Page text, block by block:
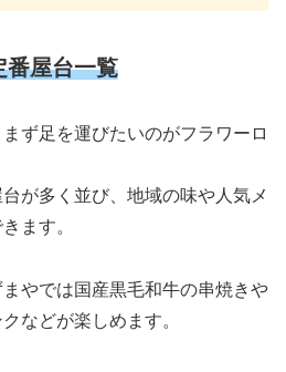
番屋台一覧
ず足を運びたいのがフラワーロ
が多く並び、地域の味や人気メ
ます。
やでは国産黒毛和牛の串焼きや
などが楽しめます。